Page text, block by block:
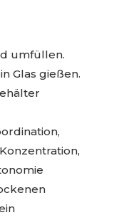
umfüllen.
Glas gießen.